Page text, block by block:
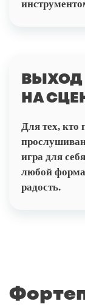
ВЫХОД
НА
Для тех, кто
игра для
любой
радость.